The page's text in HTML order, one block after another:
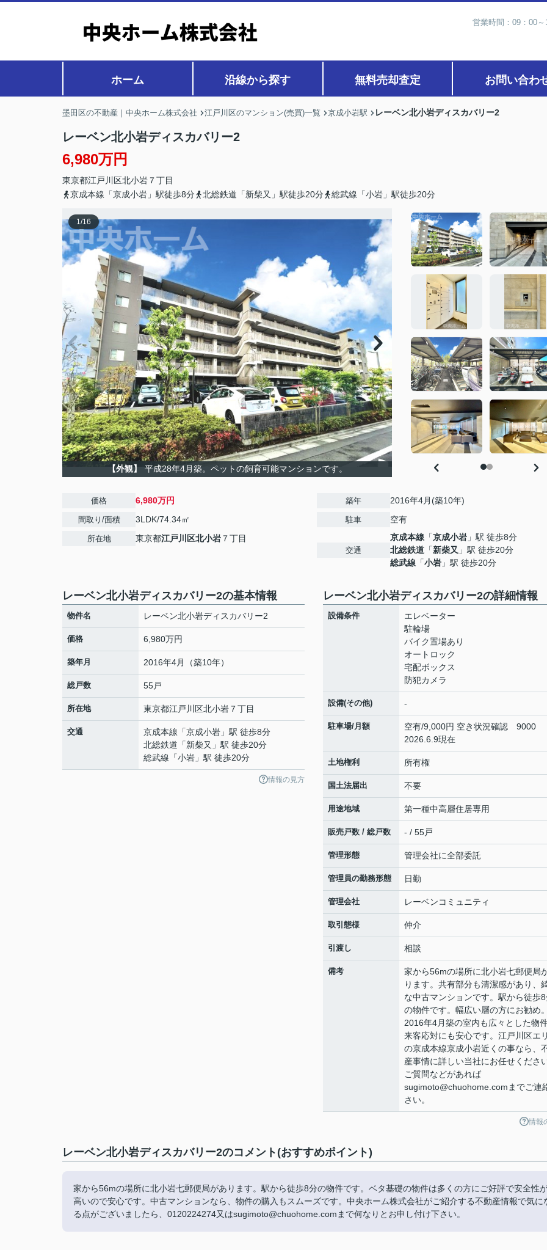
営業時間：09：00
ホーム 沿線から探す 無料売却査定 お問い合わ
墨田区の不動産｜中央ホーム株式会社 江戸川区のマンション(売買)一覧 京成小岩駅 レーベン北小岩ディスカバリー2
レーベン北小岩ディスカバリー2
6,980万円
東京都江戸川区北小岩 ７丁目
京成本線「京成小岩」駅徒歩8分
北総鉄道「新柴又」駅徒歩20分 総武線「小岩」駅徒歩20分
1/16
【外観】 平成28年4月築。ペットの飼育可能マンションです。
価格 6,980万円
間取り/面積 3LDK/74.34㎡
所在地 東京都江戸川区北小岩 ７丁目
築年 2016年4月(築10年)
駐車 空有
交通
京成本線 「京成小岩 」駅 徒歩8分
北総鉄道 「新柴又 」駅 徒歩20分
総武線 「小岩 」駅 徒歩20分
レーベン北小岩ディスカバリー2の基本情報
物件名 レーベン北小岩ディスカバリー2
価格 6,980万円
築年月 2016年4月（築10年）
総戸数 55戸
所在地 東京都江戸川区北小岩 ７丁目
交通 京成本線 「京成小岩 」駅 徒歩8分
北総鉄道 「新柴又 」駅 徒歩20分
総武線 「小岩 」駅 徒歩20分
情報の見方
レーベン北小岩ディスカバリー2の詳細情報
設備条件
エレベーター
駐輪場
バイク置場あり
オートロック
宅配ボックス
防犯カメラ
設備(その他) -
駐車場/月額
空有/9,000円 空き状況確認 9000
2026.6.9現在
土地権利 所有権
国土法届出 不要
用途地域 第一種中高層住居専用
販売戸数 / 総戸数 - / 55戸
管理形態 管理会社に全部委託
管理員の勤務形態 日勤
管理会社 レーベンコミュニティ
取引態様 仲介
引渡し 相談
備考
家から56mの場所に北小岩七郵便局
ります。共有部分も清潔感があり、
な中古マンションです。駅から徒歩
の物件です。幅広い層の方にお勧め。
2016年4月築の室内も広々とした物
来客応対にも安心です。江戸川区エ
の京成本線京成小岩近くの事なら、
産事情に詳しい当社にお任せください
ご質問などがあれば
sugimoto@chuohome.comまでご連
さい。
情報
レーベン北小岩ディスカバリー2のコメント(おすすめポイント)
家から56mの場所に北小岩七郵便局があります。駅から徒歩8分の物件です。ベタ基礎の物件は多くの方にご好評で安全性
高いので安心です。中古マンションなら、物件の購入もスムーズです。中央ホーム株式会社がご紹介する不動産情報で気に
る点がございましたら、0120224274又はsugimoto@chuohome.comまで何なりとお申し付け下さい。